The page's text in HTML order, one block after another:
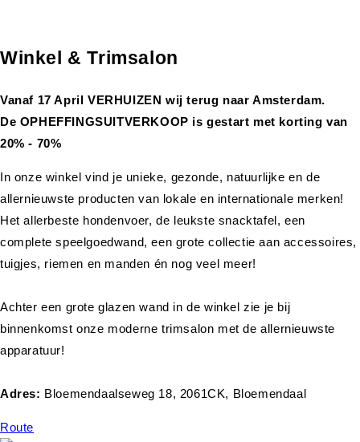
Winkel & Trimsalon
Vanaf 17 April VERHUIZEN wij terug naar Amsterdam.
De OPHEFFINGSUITVERKOOP is gestart met korting van
20% - 70%
In onze winkel vind je unieke, gezonde, natuurlijke en de
allernieuwste producten van lokale en internationale merken!
Het allerbeste hondenvoer, de leukste snacktafel, een
complete speelgoedwand, een grote collectie aan accessoires,
tuigjes, riemen en manden én nog veel meer!
Achter een grote glazen wand in de winkel zie je bij
binnenkomst onze moderne trimsalon met de allernieuwste
apparatuur!
Adres: Bloemendaalseweg 18, 2061CK, Bloemendaal
Route